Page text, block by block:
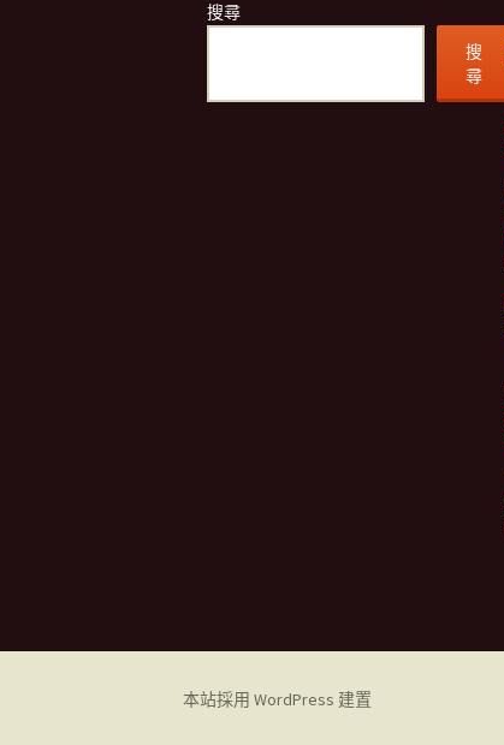
搜尋
搜
尋
本站採用 WordPress 建置